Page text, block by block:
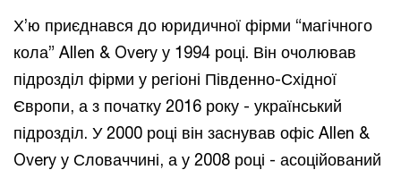
Х’ю приєднався до юридичної фірми “магічного
кола” Allen & Overy у 1994 році. Він очолював
підрозділ фірми у регіоні Південно-Східної
Європи, а з початку 2016 року - український
підрозділ. У 2000 році він заснував офіс Allen &
Overy у Словаччині, а у 2008 році - асоційований